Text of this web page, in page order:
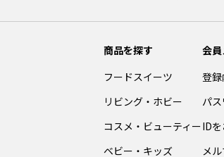
商品を探す
フードスイーツ
リビング・ホビー
コスメ・ビューティー
ベビー・キッズ
会
登
パ
ID
メ